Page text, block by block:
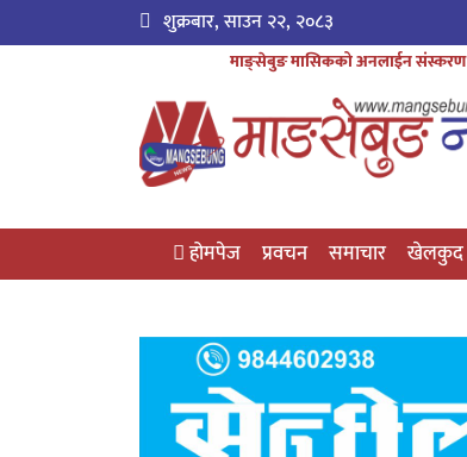
शुक्रबार, साउन २२, २०८३
माङ्सेबुङ मासिकको अनलाईन संस्करण
होमपेज प्रवचन समाचार खेलकुद